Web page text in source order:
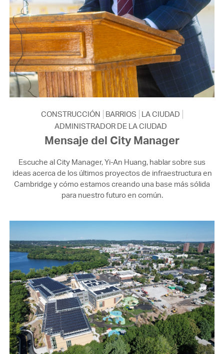
CONSTRUCCIÓN BARRIOS
LA CIUDAD
ADMINISTRADOR DE LA CIUDAD
Mensaje del City Manager
Escuche al City Manager, Yi-An Huang, hablar sobre sus
ideas acerca de los últimos proyectos de infraestructura en
Cambridge y cómo estamos creando una base más sólida
para nuestro futuro en común.